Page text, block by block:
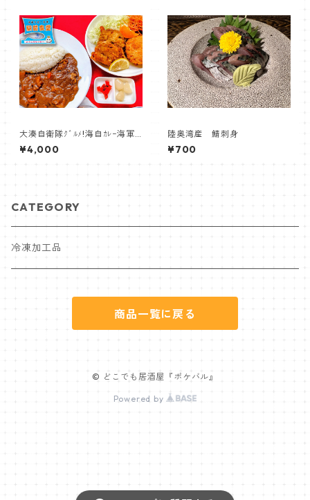
大湊自衛隊ｸﾞﾙﾒ!海自ｶﾚｰ海軍ｺ
ﾛｯｹSora空っ!【駅前食堂】
¥4,000
陸奥湾産 鯖刺身
¥700
CATEGORY
冷凍加工品
商品一覧に戻る
© どこでも居酒屋『ポケバル』
Powered by